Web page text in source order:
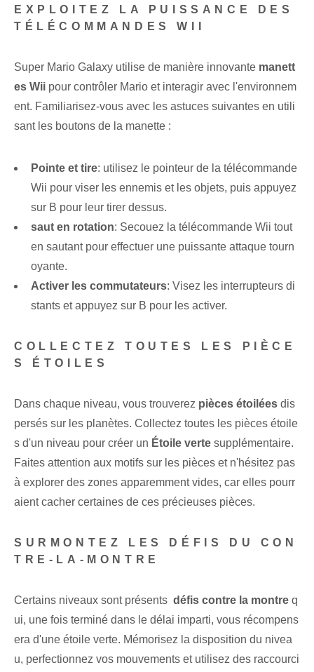
EXPLOITEZ LA PUISSANCE DES
TÉLÉCOMMANDES WII
Super Mario Galaxy‍ utilise de manière innovante manett
es Wii pour contrôler Mario et interagir avec l'environnem
ent.⁤ Familiarisez-vous avec les astuces suivantes en utili
sant les boutons de la manette :
Pointe et tire: utilisez le pointeur de la télécommande
Wii pour viser les ennemis et les objets, puis appuyez
sur B ⁢pour leur tirer dessus.
saut en rotation: Secouez⁤ la télécommande Wii tout
en sautant pour effectuer une puissante attaque tourn
oyante.
Activer les commutateurs: Visez les interrupteurs di
stants et appuyez sur B pour les activer.
COLLECTEZ TOUTES LES PIÈCE
S ÉTOILES
Dans chaque niveau, vous trouverez pièces étoilées dis
persés sur les planètes. ⁤Collectez toutes les pièces étoile
s d'un niveau pour créer un Étoile verte supplémentaire.
Faites attention aux motifs ⁢sur les pièces et n'hésitez pas
à explorer des zones apparemment vides, car elles pourr
aient cacher certaines de ces précieuses pièces.
SURMONTEZ LES DÉFIS DU CON
TRE-LA-MONTRE
Certains niveaux sont présents ‍ défis contre la montre q
ui, une fois terminé dans le délai imparti, vous récompens
era d'une étoile verte. Mémorisez la disposition du nivea
u, perfectionnez vos mouvements et utilisez des raccourci